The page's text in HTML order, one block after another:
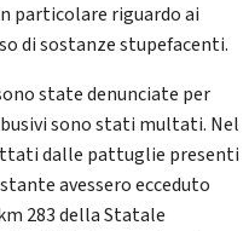
particolare riguardo ai
di sostanze stupefacenti.
state denunciate per
sono stati multati. Nel
dalle pattuglie presenti
avessero ecceduto
283 della Statale